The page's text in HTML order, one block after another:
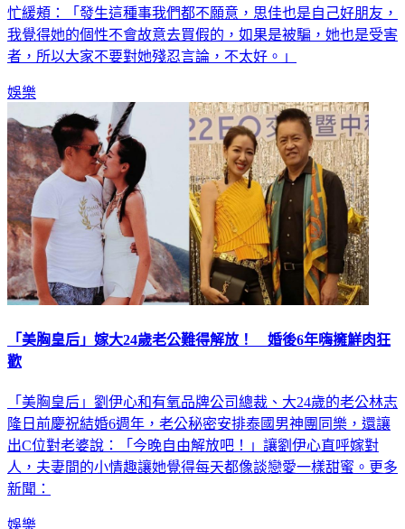
佩甄等人到場站台。好友王思佳最近陷入真假包紛擾，小禎幫
忙緩頰：「發生這種事我們都不願意，思佳也是自己好朋友，
我覺得她的個性不會故意去買假的，如果是被騙，她也是受害
娛樂
「美胸皇后」嫁大24歲老公難得解放！ 婚後6年嗨擁鮮肉狂
「美胸皇后」劉伊心和有氧品牌公司總裁、大24歲的老公林志
隆日前慶祝結婚6週年，老公秘密安排泰國男神團同樂，還讓
出C位對老婆說：「今晚自由解放吧！」讓劉伊心直呼嫁對
人，夫妻間的小情趣讓她覺得每天都像談戀愛一樣甜蜜。更多